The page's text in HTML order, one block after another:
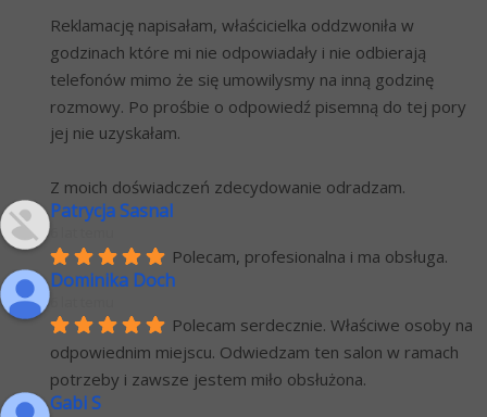
Reklamację napisałam, właścicielka oddzwoniła w
godzinach które mi nie odpowiadały i nie odbierają
telefonów mimo że się umowilysmy na inną godzinę
rozmowy. Po prośbie o odpowiedź pisemną do tej pory
jej nie uzyskałam.
Z moich doświadczeń zdecydowanie odradzam.
Patrycja Sasnal
Polecam, profesionalna i ma obsługa.
Dominika Doch
Polecam serdecznie. Właściwe osoby na
odpowiednim miejscu. Odwiedzam ten salon w ramach
potrzeby i zawsze jestem miło obsłużona.
Gabi S